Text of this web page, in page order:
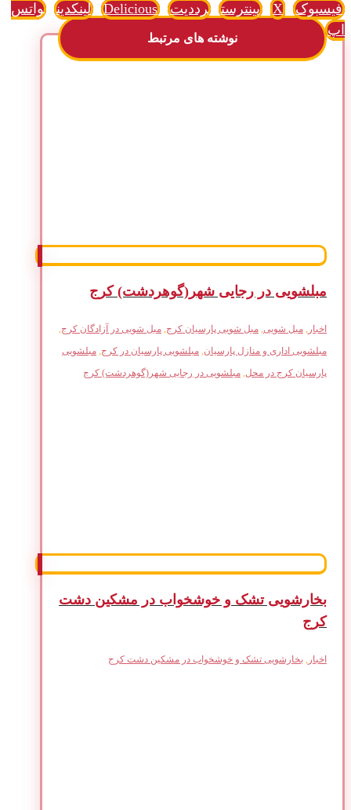
فیسبوک X پینترست رددیت Delicious لینکدین
واتس
اپ
نوشته های مرتبط
مبلشویی در رجایی شهر(گوهردشت) کرج
اخبار , مبل شویی, مبل شویی پارسیان کرج, مبل شویی در آزادگان کرج,
مبلشویی اداری و منازل پارسیان, مبلشویی پارسیان در کرج, مبلشویی
پارسیان کرج در محل, مبلشویی در رجایی شهر(گوهردشت) کرج
بخارشویی تشک و خوشخواب در مشکین دشت
کرج
اخبار , بخارشویی تشک و خوشخواب در مشکین دشت کرج